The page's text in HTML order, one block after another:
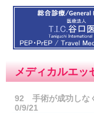
メディカルエッ
92 手術が成功しな
0/9/21